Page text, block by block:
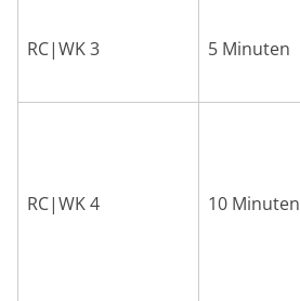
RC|WK 3 5 Minuten
RC|WK 4 10 Minuten